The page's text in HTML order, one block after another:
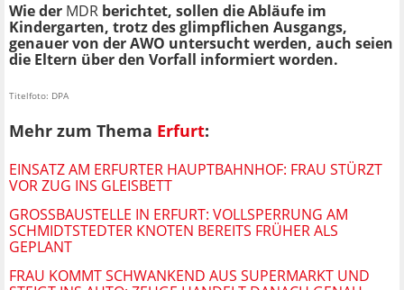
Wie der MDR berichtet, sollen die Abläufe im
Kindergarten, trotz des glimpflichen Ausgangs,
genauer von der AWO untersucht werden, auch seien
die Eltern über den Vorfall informiert worden.
Titelfoto: DPA
Mehr zum Thema Erfurt:
EINSATZ AM ERFURTER HAUPTBAHNHOF: FRAU STÜRZT
VOR ZUG INS GLEISBETT
GROSSBAUSTELLE IN ERFURT: VOLLSPERRUNG AM S
CHMIDTSTEDTER KNOTEN BEREITS FRÜHER ALS G
EPLANT
FRAU KOMMT SCHWANKEND AUS SUPERMARKT UND